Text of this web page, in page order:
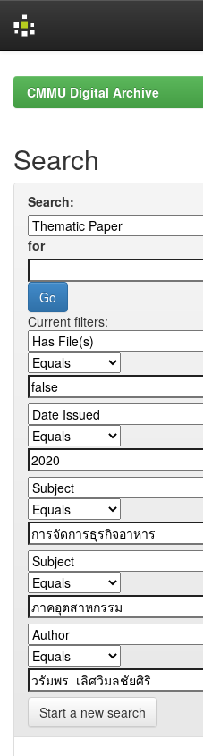
navigationCMMU Digital Archive
Search
Search:
for
Current filters:
Start a new search